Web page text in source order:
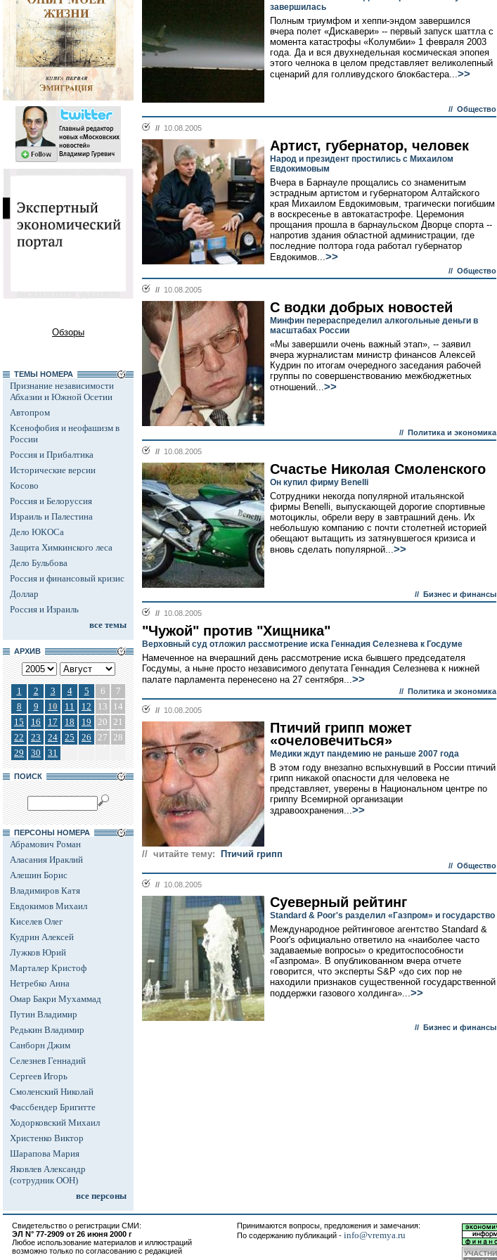
Обзоры
ТЕМЫ НОМЕРА
Признание независимости
Абхазии и Южной Осетии
Автопром
Ксенофобия и неофашизм в
России
Россия и Прибалтика
Исторические версии
Косово
Россия и Белоруссия
Израиль и Палестина
Дело ЮКОСа
Защита Химкинского леса
Дело Бульбова
Россия и финансовый кризис
Доллар
Россия и Израиль
все темы
АРХИВ
1 2 3 4 5 6
7
8
9 10 11 12 13
14
15
16 17 18 19 20 21
22
23 24 25 26 27 28
29
30 31
ПОИСК
ПЕРСОНЫ НОМЕРА
Абрамович Роман
Аласания Ираклий
Алешин Борис
Владимиров Катя
Евдокимов Михаил
Киселев Олег
Кудрин Алексей
Лужков Юрий
Марталер Кристоф
Нетребко Анна
Омар Бакри Мухаммад
Путин Владимир
Редькин Владимир
Санборн Джим
Селезнев Геннадий
Сергеев Игорь
Смоленский Николай
Фассбендер Бригитте
Ходорковский Михаил
Христенко Виктор
Шарапова Мария
Яковлев Александр
(сотрудник ООН)
все персоны
завершилась
Полным триумфом и хеппи-эндом завершился
вчера полет «Дискавери» -- первый запуск шаттла с
момента катастрофы «Колумбии» 1 февраля 2003
года. Да и вся двухнедельная космическая эпопея
этого челнока в целом представляет великолепный
сценарий для голливудского блокбастера...>>
// Общество
// 10.08.2005
Артист, губернатор, человек
Народ и президент простились с Михаилом
Евдокимовым
Вчера в Барнауле прощались со знаменитым
эстрадным артистом и губернатором Алтайского
края Михаилом Евдокимовым, трагически погибшим
в воскресенье в автокатастрофе. Церемония
прощания прошла в барнаульском Дворце спорта --
напротив здания областной администрации, где
последние полтора года работал губернатор
Евдокимов...>>
// Общество
// 10.08.2005
С водки добрых новостей
Минфин перераспределил алкогольные деньги в
масштабах России
«Мы завершили очень важный этап», -- заявил
вчера журналистам министр финансов Алексей
Кудрин по итогам очередного заседания рабочей
группы по совершенствованию межбюджетных
отношений...>>
// Политика и экономика
// 10.08.2005
Счастье Николая Смоленского
Он купил фирму Benelli
Сотрудники некогда популярной итальянской
фирмы Benelli, выпускающей дорогие спортивные
мотоциклы, обрели веру в завтрашний день. Их
небольшую компанию с почти столетней историей
обещают вытащить из затянувшегося кризиса и
вновь сделать популярной...>>
// Бизнес и финансы
// 10.08.2005
"Чужой" против "Хищника"
Верховный суд отложил рассмотрение иска Геннадия Селезнева к Госдуме
Намеченное на вчерашний день рассмотрение иска бывшего председателя
Госдумы, а ныне просто независимого депутата Геннадия Селезнева к нижней
палате парламента перенесено на 27 сентября...>>
// Политика и экономика
// 10.08.2005
Птичий грипп может
«очеловечиться»
Медики ждут пандемию не раньше 2007 года
В этом году внезапно вспыхнувший в России птичий
грипп никакой опасности для человека не
представляет, уверены в Национальном центре по
гриппу Всемирной организации
здравоохранения...>>
// читайте тему: Птичий грипп
// Общество
// 10.08.2005
Суеверный рейтинг
Standard & Poor's разделил «Газпром» и государство
Международное рейтинговое агентство Standard &
Poor's официально ответило на «наиболее часто
задаваемые вопросы» о кредитоспособности
«Газпрома». В опубликованном вчера отчете
говорится, что эксперты S&P «до сих пор не
находили признаков существенной государственной
поддержки газового холдинга»...>>
// Бизнес и финансы
Свидетельство о регистрации СМИ:
ЭЛ N° 77-2909 от 26 июня 2000 г
Любое использование материалов и иллюстраций
возможно только по согласованию с редакцией
Принимаются вопросы, предложения и замечания:
По содержанию публикаций - info@vremya.ru